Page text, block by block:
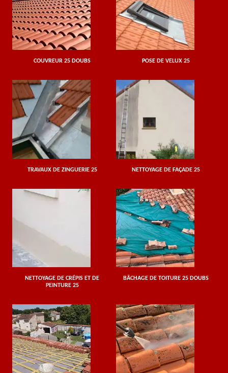
COUVREUR 25 DOUBS POSE DE VELUX 25
TRAVAUX DE ZINGUERIE 25 NETTOYAGE DE FAÇADE 25
NETTOYAGE DE CRÉPIS ET DE
PEINTURE 25
BÂCHAGE DE TOITURE 25 DOUBS